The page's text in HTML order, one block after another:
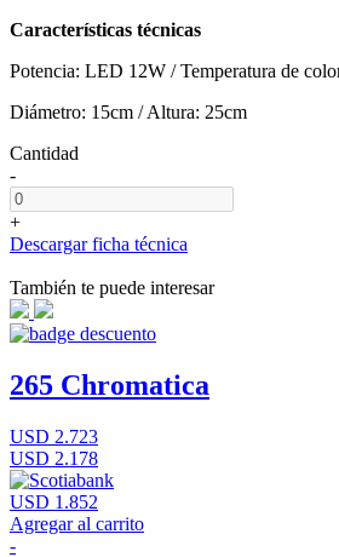
Características técnicas
Potencia: LED 12W / Temperatura de
Diámetro: 15cm / Altura: 25cm
Cantidad
-
+
Descargar ficha técnica
También te puede interesar
265 Chromatica
USD 2.723
USD 2.178
USD 1.852
Agregar al carrito
-